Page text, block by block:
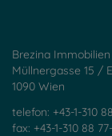
Brezina Immobilien
Müllnergasse 15 /
1090 Wien
telefon: +43-1-310
fax: +43-1-310 88